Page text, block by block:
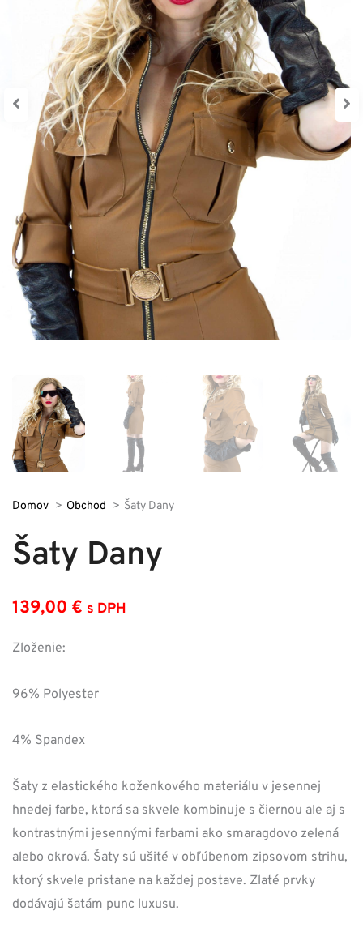
Domov Obchod Šaty Dany
Šaty Dany
139,00 € s DPH
Zloženie:
96% Polyester
4% Spandex
Šaty z elastického koženkového materiálu v jesennej
hnedej farbe, ktorá sa skvele kombinuje s čiernou ale aj s
kontrastnými jesennými farbami ako smaragdovo zelená
alebo okrová. Šaty sú ušité v obľúbenom zipsovom strihu,
ktorý skvele pristane na každej postave. Zlaté prvky
dodávajú šatám punc luxusu.